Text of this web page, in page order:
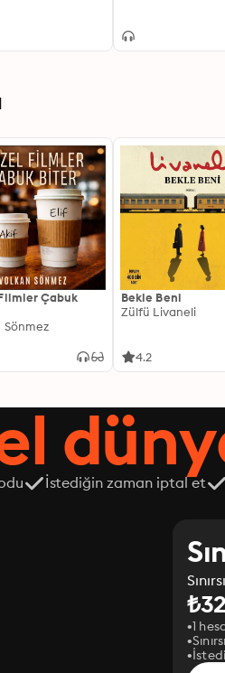
Çabuk
Sönmez
Bekle Beni
Zülfü Livaneli
4.2
İstediğin zaman iptal et
1